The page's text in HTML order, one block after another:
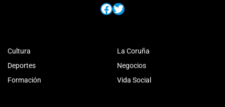
Facebook
Twitter
Cultura
Deportes
Formación
La Coruña
Negocios
Vida Social